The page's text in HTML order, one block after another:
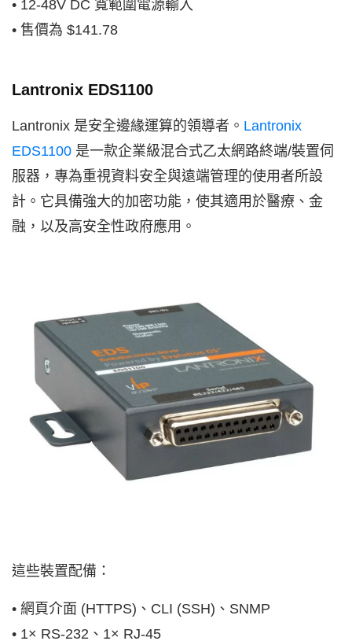
• 12-48V DC 寬範圍電源輸入
• 售價為 $141.78
Lantronix EDS1100
Lantronix 是安全邊緣運算的領導者。 Lantronix
EDS1100 是一款企業級混合式乙太網路終端/裝置伺
服器，專為重視資料安全與遠端管理的使用者所設
計。它具備強大的加密功能，使其適用於醫療、金
融，以及高安全性政府應用。
這些裝置配備：
• 網頁介面 (HTTPS)、CLI (SSH)、SNMP
• 1× RS-232、1× RJ-45